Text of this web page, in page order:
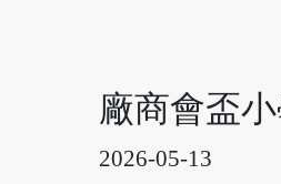
廠商會盃
2026-05-13